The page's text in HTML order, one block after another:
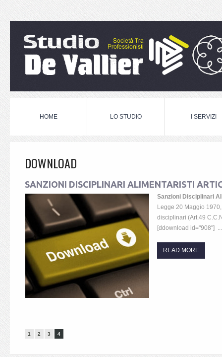
HOME LO STUDIO I SERVIZI
DOWNLOAD
SANZIONI DISCIPLINARI ALIMENTARISTI
Sanzioni Disciplinari
Legge 20 Maggio
disciplinari (Art.49
[ddownload id="908"] ...
READ MORE
1 2 3 4